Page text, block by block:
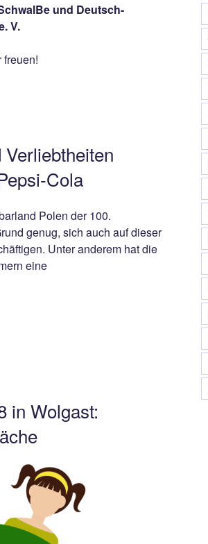
und Deutsch-
V.
freuen!
Cola
Polen der 100.
genug, sich auch auf dieser
Unter anderem hat die
eine
in Wolgast: